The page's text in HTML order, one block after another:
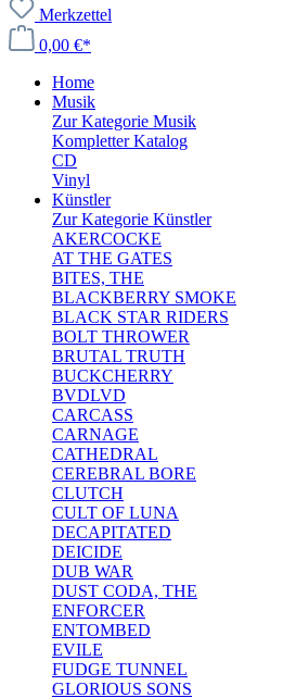
Merkzettel
0,00 €*
Home
Musik
Zur Kategorie Musik
Kompletter Katalog
CD
Vinyl
Künstler
Zur Kategorie Künstler
AKERCOCKE
AT THE GATES
BITES, THE
BLACKBERRY SMOKE
BLACK STAR RIDERS
BOLT THROWER
BRUTAL TRUTH
BUCKCHERRY
BVDLVD
CARCASS
CARNAGE
CATHEDRAL
CEREBRAL BORE
CLUTCH
CULT OF LUNA
DECAPITATED
DEICIDE
DUB WAR
DUST CODA, THE
ENFORCER
ENTOMBED
EVILE
FUDGE TUNNEL
GLORIOUS SONS